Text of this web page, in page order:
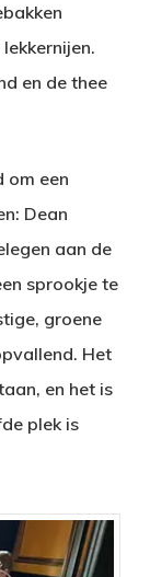
en de thee
om een
Dean
aan de
sprookje te
groene
Het
en het is
plek is